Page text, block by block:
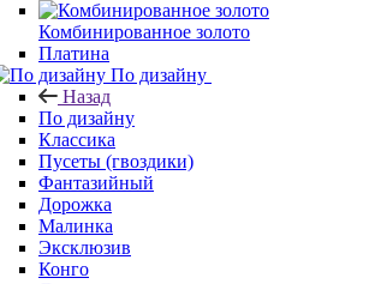
Комбинированное золото
Платина
По дизайну
Назад
По дизайну
Классика
Пусеты (гвоздики)
Фантазийный
Дорожка
Малинка
Эксклюзив
Конго